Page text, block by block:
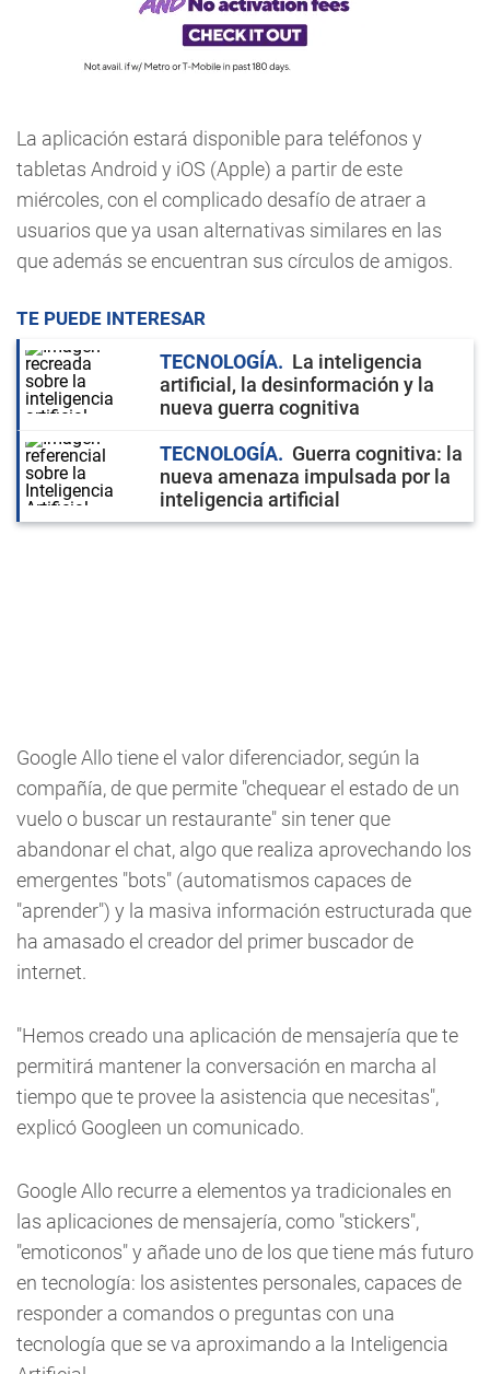
La aplicación estará disponible para teléfonos y
tabletas Android y iOS (Apple) a partir de este
miércoles, con el complicado desafío de atraer a
usuarios que ya usan alternativas similares en las
que además se encuentran sus círculos de amigos.
TE PUEDE INTERESAR
TECNOLOGÍA
La inteligencia
artificial, la desinformación y la
nueva guerra cognitiva
TECNOLOGÍA
Guerra cognitiva: la
nueva amenaza impulsada por la
inteligencia artificial
Google Allo tiene el valor diferenciador, según la
compañía, de que permite "chequear el estado de un
vuelo o buscar un restaurante" sin tener que
abandonar el chat, algo que realiza aprovechando los
emergentes "bots" (automatismos capaces de
"aprender") y la masiva información estructurada que
ha amasado el creador del primer buscador de
internet.
"Hemos creado una aplicación de mensajería que te
permitirá mantener la conversación en marcha al
tiempo que te provee la asistencia que necesitas",
explicó Googleen un comunicado.
Google Allo recurre a elementos ya tradicionales en
las aplicaciones de mensajería, como "stickers",
"emoticonos" y añade uno de los que tiene más futuro
en tecnología: los asistentes personales, capaces de
responder a comandos o preguntas con una
tecnología que se va aproximando a la Inteligencia